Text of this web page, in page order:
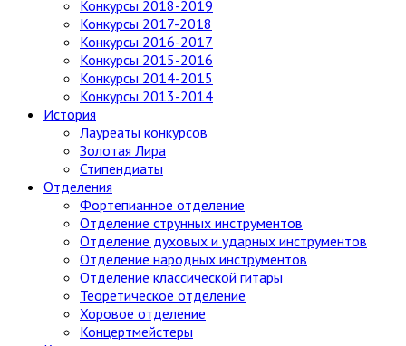
Конкурсы 2018-2019
Конкурсы 2017-2018
Конкурсы 2016-2017
Конкурсы 2015-2016
Конкурсы 2014-2015
Конкурсы 2013-2014
История
Лауреаты конкурсов
Золотая Лира
Стипендиаты
Отделения
Фортепианное отделение
Отделение струнных инструментов
Отделение духовых и ударных инструментов
Отделение народных инструментов
Отделение классической гитары
Теоретическое отделение
Хоровое отделение
Концертмейстеры